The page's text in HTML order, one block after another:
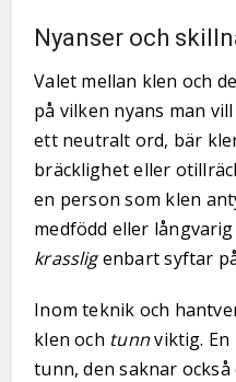
Nyanser och
Valet mellan klen och
på vilken nyans man
ett neutralt ord, bär
bräcklighet eller
en person som klen
medfödd eller
krassligenbart syftar
Inom teknik och
klen och tunnviktig. En
tunn, den saknar